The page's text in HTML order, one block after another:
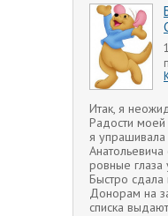
Итак, я
Радости
я
ровные
Быстро сдала
Донорам на
списка